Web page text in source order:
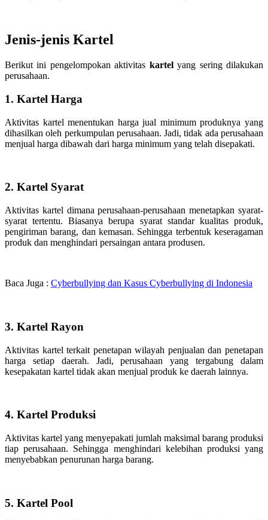
Jenis-jenis Kartel
Berikut ini pengelompokan aktivitas kartelyang sering dilakukan
perusahaan.
1. Kartel Harga
Aktivitas kartel menentukan harga jual minimum produknya yang
dihasilkan oleh perkumpulan perusahaan. Jadi, tidak ada perusahaan
menjual harga dibawah dari harga minimum yang telah disepakati.
2. Kartel Syarat
Aktivitas kartel dimana perusahaan-perusahaan menetapkan syarat-
syarat tertentu. Biasanya berupa syarat standar kualitas produk,
pengiriman barang, dan kemasan. Sehingga terbentuk keseragaman
produk dan menghindari persaingan antara produsen.
Baca Juga : Cyberbullying dan Kasus Cyberbullying di Indonesia
3. Kartel Rayon
Aktivitas kartel terkait penetapan wilayah penjualan dan penetapan
harga setiap daerah. Jadi, perusahaan yang tergabung dalam
kesepakatan kartel tidak akan menjual produk ke daerah lainnya.
4. Kartel Produksi
Aktivitas kartel yang menyepakati jumlah maksimal barang produksi
tiap perusahaan. Sehingga menghindari kelebihan produksi yang
menyebabkan penurunan harga barang.
5. Kartel Pool